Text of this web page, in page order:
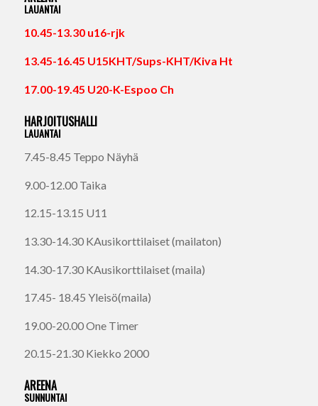
LAUANTAI
10.45-13.30 u16-rjk
13.45-16.45 U15KHT/Sups-KHT/Kiva Ht
17.00-19.45 U20-K-Espoo Ch
HARJOITUSHALLI
LAUANTAI
7.45-8.45 Teppo Näyhä
9.00-12.00 Taika
12.15-13.15 U11
13.30-14.30 KAusikorttilaiset (mailaton)
14.30-17.30 KAusikorttilaiset (maila)
17.45- 18.45 Yleisö(maila)
19.00-20.00 One Timer
20.15-21.30 Kiekko 2000
AREENA
SUNNUNTAI